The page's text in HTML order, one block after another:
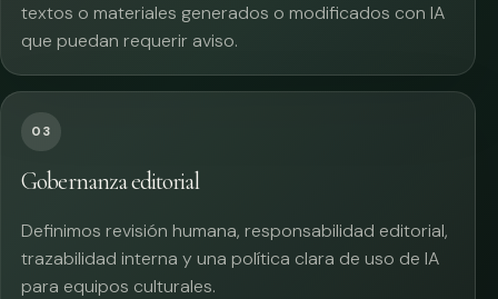
textos o materiales generados o modificados con IA
que puedan requerir aviso.
03
Gobernanza editorial
Definimos revisión humana, responsabilidad editorial,
trazabilidad interna y una política clara de uso de IA
para equipos culturales.